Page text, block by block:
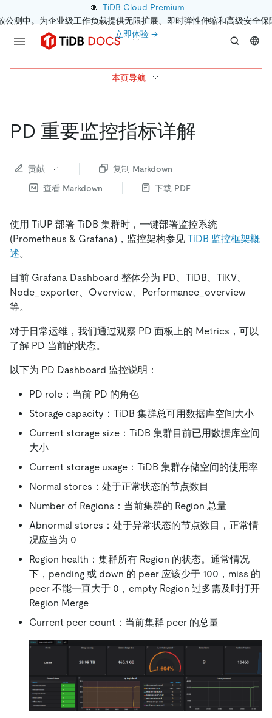
📣 TiDB Cloud Premium
公测中。为企业级工作负载提供无限扩展、即时弹性伸缩和高级安全保
立即体验 →
PD 重要监控指标详解
贡献
复制 Markdown
查看 Markdown
下载 PDF
使用 TiUP 部署 TiDB 集群时，一键部署监控系统
(Prometheus & Grafana)，监控架构参见 TiDB 监控框架概
述。
目前 Grafana Dashboard 整体分为 PD、TiDB、TiKV、
Node exporter、Overview、Performance overview
等。
对于日常运维，我们通过观察 PD 面板上的 Metrics，可以
了解 PD 当前的状态。
以下为 PD Dashboard 监控说明：
PD role：当前 PD 的角色
Storage capacity：TiDB 集群总可用数据库空间大小
Current storage size：TiDB 集群目前已用数据库空间
大小
Current storage usage：TiDB 集群存储空间的使用率
Normal stores：处于正常状态的节点数目
Number of Regions：当前集群的 Region 总量
Abnormal stores：处于异常状态的节点数目，正常情
况应当为 0
Region health：集群所有 Region 的状态。通常情况
下，pending 或 down 的 peer 应该少于 100，miss 的
peer 不能一直大于 0，empty Region 过多需及时打开
Region Merge
Current peer count：当前集群 peer 的总量
本页导航